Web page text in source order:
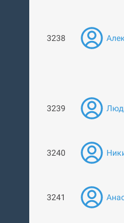
3238
3239
3240
3241